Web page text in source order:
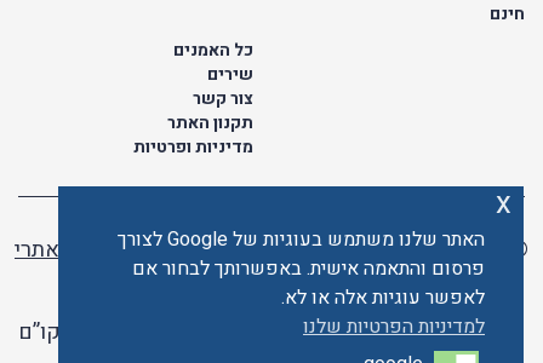
חינם
כל האמנים
שירים
צור קשר
תקנון האתר
מדיניות ופרטיות
© כל הזכויות שמורות לתו ישראלי | ליאור מזור -
בניית אתרי
וורדפרס
האתר פועל ברשיון אקו”ם
האתר שלנו משתמש בעוגיות של Google לצורך
פרסום והתאמה אישית. באפשרותך לבחור אם
לאפשר עוגיות אלה או לא.
למדיניות הפרטיות שלנו
x